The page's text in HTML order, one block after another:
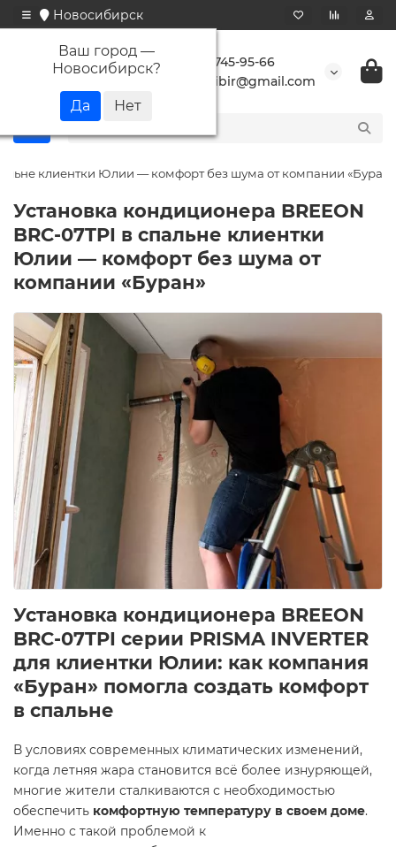
Новосибирск
Ваш город —
Новосибирск?
+7 923 745-95-66
buransibir@gmail.com
клиентки Юлии — комфорт без шума от компании «Буран»
Установка кондиционера BREEON
BRC-07TPI в спальне клиентки
Юлии — комфорт без шума от
компании «Буран»
Установка кондиционера BREEON
BRC-07TPI серии PRISMA INVERTER
для клиентки Юлии: как компания
«Буран» помогла создать комфорт
в спальне
В условиях современных климатических изменений,
когда летняя жара становится всё более изнуряющей,
многие жители сталкиваются с необходимостью
обеспечить комфортную температуру в своем доме.
Именно с такой проблемой к